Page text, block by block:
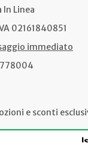
In Linea
02161840851
immediato
e sconti